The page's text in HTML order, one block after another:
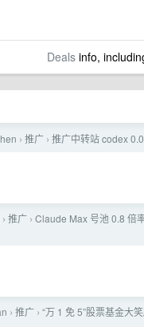
Dealsinfo,
› 推广 › 推广中转站 codex
› 推广 › Claude Max 号池 0.8 倍
› 推广 › “万 1 免 5”股票基金大